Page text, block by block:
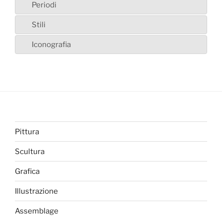
Periodi
Stili
Iconografia
Pittura
Scultura
Grafica
Illustrazione
Assemblage